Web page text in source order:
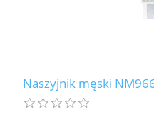
Naszyjnik męski